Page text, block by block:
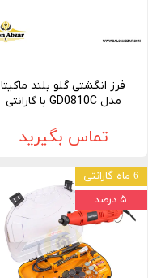
فرز انگشتی گلو بلند ماکیتا
مدل GD0810C با گارانتی
تماس بگیرید
6 ماه گارانتی
۵ درصد